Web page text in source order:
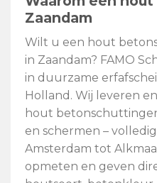
Zaandam
Wilt u een hout
in Zaandam? FAMO
in duurzame
Holland. Wij leveren
hout
en schermen –
Amsterdam tot
opmeten en geven